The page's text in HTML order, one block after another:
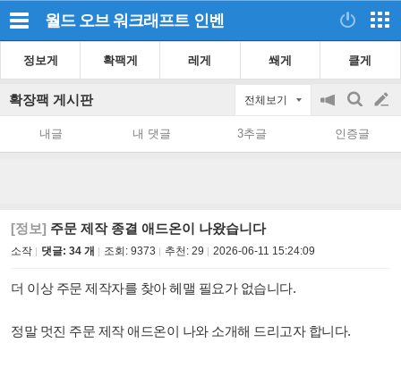
월드 오브 워크래프트 인벤
정보게 확팩게 레게 쐐게 클게
확장팩 게시판 전체보기
공
on/off
검
색
글
쓰
내글 내 댓글 3추글 인증글
[정보] 주문 제작 종결 애드온이 나왔습니다
소작 댓글: 34 개 조회: 9373 추천: 29 2026-06-11 15:24:09
더 이상 주문 제작자를 찾아 헤맬 필요가 없습니다.
정말 멋진 주문 제작 애드온이 나와 소개해 드리고자 합니다.